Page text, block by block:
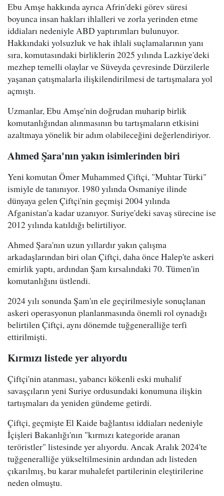
Ebu Amşe hakkında ayrıca Afrin'deki görev süresi
boyunca insan hakları ihlalleri ve zorla yerinden etme
iddiaları nedeniyle ABD yaptırımları bulunuyor.
Hakkındaki yolsuzluk ve hak ihlali suçlamalarının yanı
sıra, komutasındaki birliklerin 2025 yılında Lazkiye'deki
mezhep temelli olaylar ve Süveyda çevresinde Dürzilerle
yaşanan çatışmalarla ilişkilendirilmesi de tartışmalara yol
açmıştı.
Uzmanlar, Ebu Amşe'nin doğrudan muharip birlik
komutanlığından alınmasının bu tartışmaların etkisini
azaltmaya yönelik bir adım olabileceğini değerlendiriyor.
Ahmed Şara'nın yakın isimlerinden biri
Yeni komutan Ömer Muhammed Çiftçi, "Muhtar Türki"
ismiyle de tanınıyor. 1980 yılında Osmaniye ilinde
dünyaya gelen Çiftçi'nin geçmişi 2004 yılında
Afganistan'a kadar uzanıyor. Suriye'deki savaş sürecine ise
2012 yılında katıldığı belirtiliyor.
Ahmed Şara'nın uzun yıllardır yakın çalışma
arkadaşlarından biri olan Çiftçi, daha önce Halep'te askeri
emirlik yaptı, ardından Şam kırsalındaki 70. Tümen'in
komutanlığını üstlendi.
2024 yılı sonunda Şam'ın ele geçirilmesiyle sonuçlanan
askeri operasyonun planlanmasında önemli rol oynadığı
belirtilen Çiftçi, aynı dönemde tuğgeneralliğe terfi
ettirilmişti.
Kırmızı listede yer alıyordu
Çiftçi'nin atanması, yabancı kökenli eski muhalif
savaşçıların yeni Suriye ordusundaki konumuna ilişkin
tartışmaları da yeniden gündeme getirdi.
Çiftçi, geçmişte El Kaide bağlantısı iddiaları nedeniyle
İçişleri Bakanlığı'nın "kırmızı kategoride aranan
teröristler" listesinde yer alıyordu. Ancak Aralık 2024'te
tuğgeneralliğe yükseltilmesinin ardından adı listeden
çıkarılmış, bu karar muhalefet partilerinin eleştirilerine
neden olmuştu.